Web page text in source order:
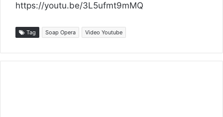
https://youtu.be/3L5ufmt9mMQ
Tag Soap Opera Video Youtube